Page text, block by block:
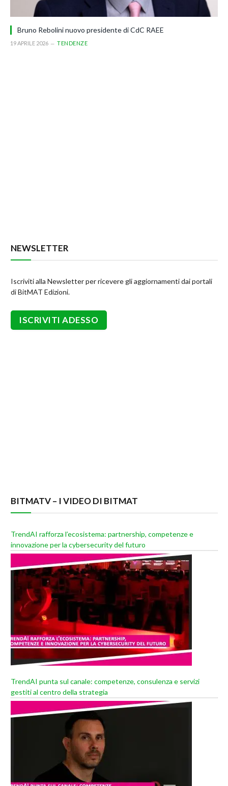
Bruno Rebolini nuovo presidente di CdC RAEE
19 APRILE 2026 TENDENZE
NEWSLETTER
Iscriviti alla Newsletter per ricevere gli aggiornamenti dai portali
di BitMAT Edizioni.
BITMATV – I VIDEO DI BITMAT
TrendAI rafforza l’ecosistema: partnership, competenze e
innovazione per la cybersecurity del futuro
TrendAI punta sul canale: competenze, consulenza e servizi
gestiti al centro della strategia